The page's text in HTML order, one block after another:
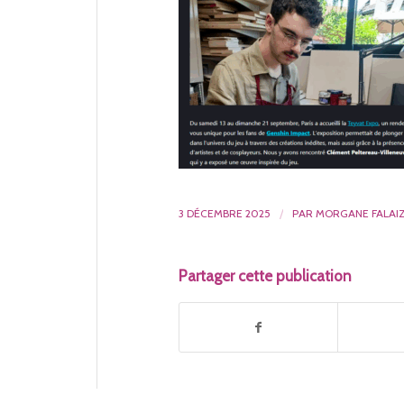
3 DÉCEMBRE 2025 / PAR MORGANE
Partager cette publication